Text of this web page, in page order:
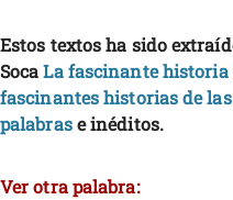
Estos textos ha sido
SocaLa fascinante historia
fascinantes historias de
palabrase inéditos.
Ver otra palabra: